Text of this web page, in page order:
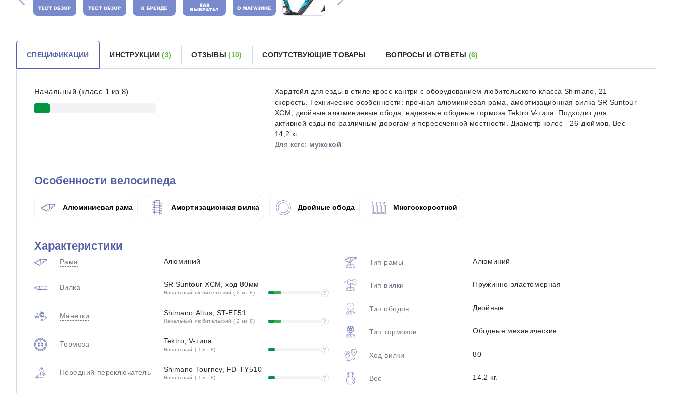
СПЕЦИФИКАЦИИ ИНСТРУКЦИИ(3) ОТЗЫВЫ(10) СОПУТСТВУЮЩИЕ ТОВАРЫ ВОПРОСЫ И ОТВЕТЫ (6)
Начальный (класс 1 из 8)
Хардтейл для езды в стиле кросс-кантри с оборудованием любительского класса Shimano, 21
скорость. Технические особенности: прочная алюминиевая рама, амортизационная вилка SR Suntour
XCM, двойные алюминиевые обода, надежные ободные тормоза Tektro V-типа. Подходит для
активной езды по различным дорогам и пересеченной местности. Диаметр колес - 26 дюймов. Вес -
14,2 кг.
Для кого: мужской
Особенности велосипеда
Алюминиевая рама Амортизационная вилка Двойные обода Многоскоростной
Характеристики
Рама Алюминий
Вилка SR Suntour XCM, ход 80мм
Начальный любительский ( 2 из 8) ?
Манетки Shimano Altus, ST-EF51
Начальный любительский ( 2 из 8) ?
Тормоза Tektro, V-типа
Начальный ( 1 из 8) ?
Передний переключатель Shimano Tourney, FD-TY510
Начальный ( 1 из 8) ?
Тип рамы Алюминий
Тип вилки Пружинно-эластомерная
Тип ободов Двойные
Тип тормозов Ободные механические
Ход вилки 80
Вес 14.2 кг.
Оставшиеся75% будутсписываться
Подробнееоб оплате Плайтом
недели
раз в 2 недели
Остались вопросы?